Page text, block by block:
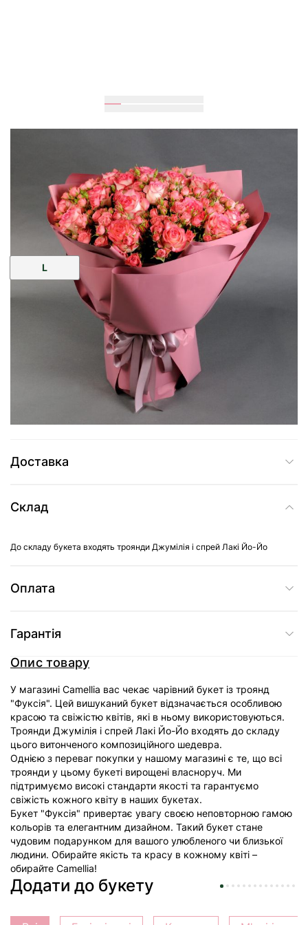
см 40см
L
3 259 грн
Додати до кошика
Купити в один клік
Доставка
Склад
До складу букета входять троянди Джумілія і спрей Лакі Йо-Йо
Оплата
Гарантія
Опис товару
У магазині Camellia вас чекає чарівний букет із троянд
"Фуксія". Цей вишуканий букет відзначається особливою
красою та свіжістю квітів, які в ньому використовуються.
Троянди Джумілія і спрей Лакі Йо-Йо входять до складу
цього витонченого композиційного шедевра.
Однією з переваг покупки у нашому магазині є те, що всі
троянди у цьому букеті вирощені власноруч. Ми
підтримуємо високі стандарти якості та гарантуємо
свіжість кожного квіту в наших букетах.
Букет "Фуксія" привертає увагу своєю неповторною гамою
кольорів та елегантним дизайном. Такий букет стане
чудовим подарунком для вашого улюбленого чи близької
людини. Обирайте якість та красу в кожному квіті –
обирайте Camellia!
Додати до букету